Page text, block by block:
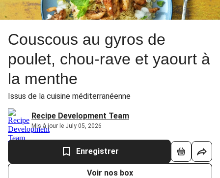
Couscous au gyros de
poulet, chou-rave et yaourt à
la menthe
Issus de la cuisine méditerranéenne
Recipe Development Team
Mis à jour le July 05, 2026
Enregistrer
Voir nos box